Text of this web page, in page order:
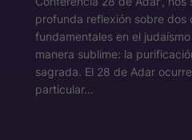
profunda reflexión sobre dos
fundamentales en el
manera sublime: la
sagrada. El 28 de Adar
particular…